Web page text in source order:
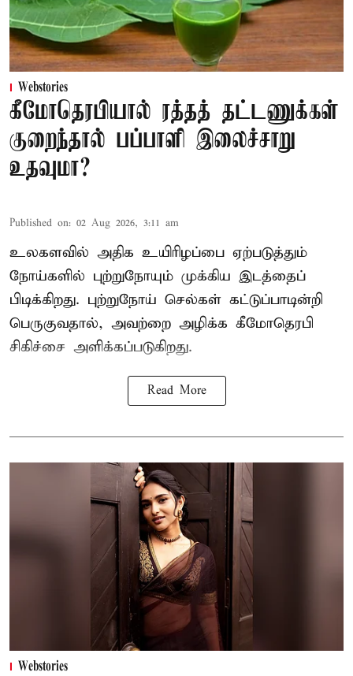
Webstories
கீமோதெரபியால் ரத்தத் தட்டணுக்கள்
குறைந்தால் பப்பாளி இலைச்சாறு
உதவுமா?
Published on: 02 Aug 2026, 3:11 am
உலகளவில் அதிக உயிரிழப்பை ஏற்படுத்தும்
நோய்களில் புற்றுநோயும் முக்கிய இடத்தைப்
பிடிக்கிறது. புற்றுநோய் செல்கள் கட்டுப்பாடின்றி
பெருகுவதால், அவற்றை அழிக்க கீமோதெரபி
சிகிச்சை அளிக்கப்படுகிறது.
Read More
Webstories